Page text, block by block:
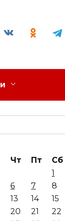
Чт Пт Сб
1
6 7 8
13 14 15
20 21 22